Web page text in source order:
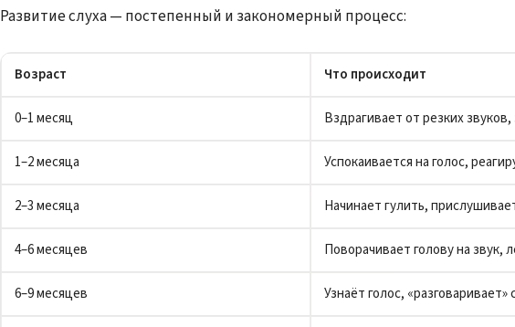
Развитие слуха — постепенный и закономерный процесс:
Возраст Что происходит
0–1 месяц Вздрагивает от резких
1–2 месяца Успокаивается на голос,
2–3 месяца Начинает гулить,
4–6 месяцев Поворачивает голову на звук,
6–9 месяцев Узнаёт голос,